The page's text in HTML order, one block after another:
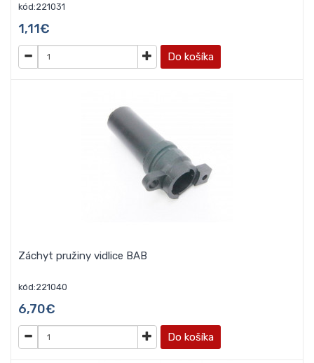
kód:221031
1,11€
Do košíka
Záchyt pružiny vidlice BAB
kód:221040
6,70€
Do košíka